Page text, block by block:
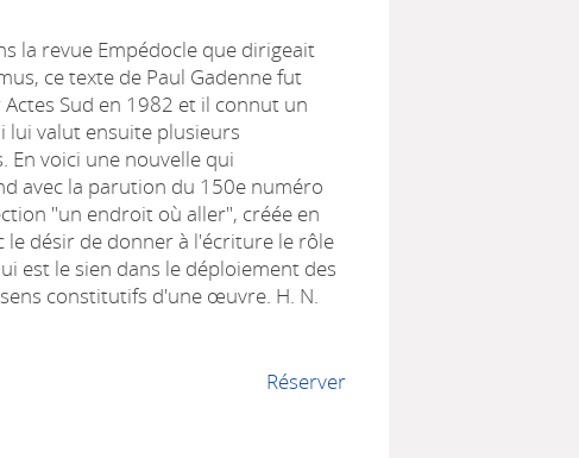
la revue Empédocle que dirigeait
ce texte de Paul Gadenne fut
Sud en 1982 et il connut un
lui valut ensuite plusieurs
En voici une nouvelle qui
avec la parution du 150e numéro
"un endroit où aller", créée en
le désir de donner à l'écriture le rôle
est le sien dans le déploiement des
constitutifs d'une œuvre. H. N.
Réserver